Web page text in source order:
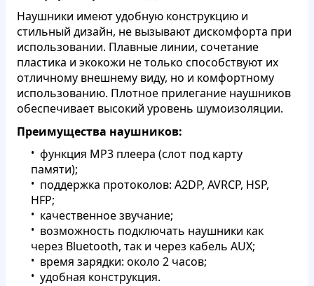
Наушники имеют удобную конструкцию и
стильный дизайн, не вызывают дискомфорта при
использовании. Плавные линии, сочетание
пластика и экокожи не только способствуют их
отличному внешнему виду, но и комфортному
использованию. Плотное прилегание наушников
обеспечивает высокий уровень шумоизоляции.
Преимущества наушников:
функция MP3 плеера (слот под карту
памяти);
поддержка протоколов: A2DP, AVRCP, HSP,
HFP;
качественное звучание;
возможность подключать наушники как
через Bluetooth, так и через кабель AUX;
время зарядки: около 2 часов;
удобная конструкция.